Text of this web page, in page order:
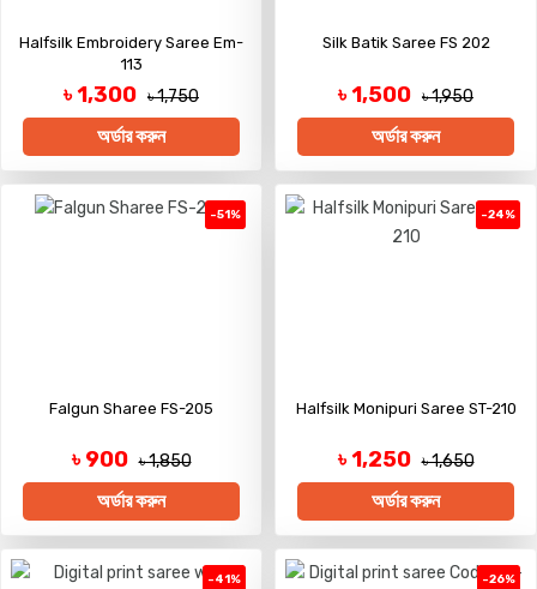
Halfsilk Embroidery Saree Em-
113
৳ 1,300 ৳ 1,750
অর্ডার করুন
Silk Batik Saree FS 202
৳ 1,500 ৳ 1,950
অর্ডার করুন
-51%
Falgun Sharee FS-205
৳ 900 ৳ 1,850
অর্ডার করুন
-24%
Halfsilk Monipuri Saree ST-210
৳ 1,250 ৳ 1,650
অর্ডার করুন
-41% -26%